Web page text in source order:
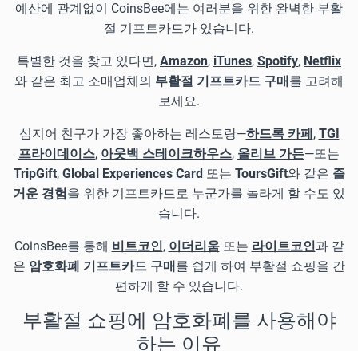
예산에 관계없이 CoinsBee에는 여러분을 위한 완벽한 부활
절 기프트카드가 있습니다.
특별한 것을 찾고 있다면, Amazon, iTunes, Spotify, Netflix
와 같은 최고 소매업체의 부활절 기프트카드 구매를 고려해
보세요.
심지어 친구가 가장 좋아하는 레스토랑—하드록 카페, TGI
프라이데이스, 아웃백 스테이크하우스, 올리브 가든—또는
TripGift, Global Experiences Card또는 ToursGift와 같은 즐
거운 경험을 위한 기프트카드로 누군가를 놀라게 할 수도 있
습니다.
CoinsBee를 통해 비트코인, 이더리움또는 라이트코인과 같
은 암호화폐 기프트카드 구매를 쉽게 하여 부활절 쇼핑을 간
편하게 할 수 있습니다.
부활절 쇼핑에 암호화폐를 사용해야
하는 이유